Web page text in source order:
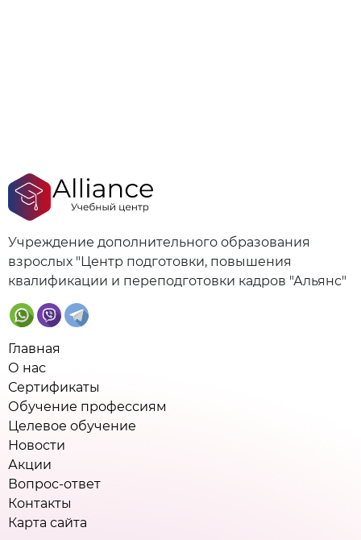
Учреждение дополнительного образования
взрослых "Центр подготовки, повышения
квалификации и переподготовки кадров "Альянс"
Главная
О нас
Сертификаты
Обучение профессиям
Целевое обучение
Новости
Акции
Вопрос-ответ
Контакты
Карта сайта